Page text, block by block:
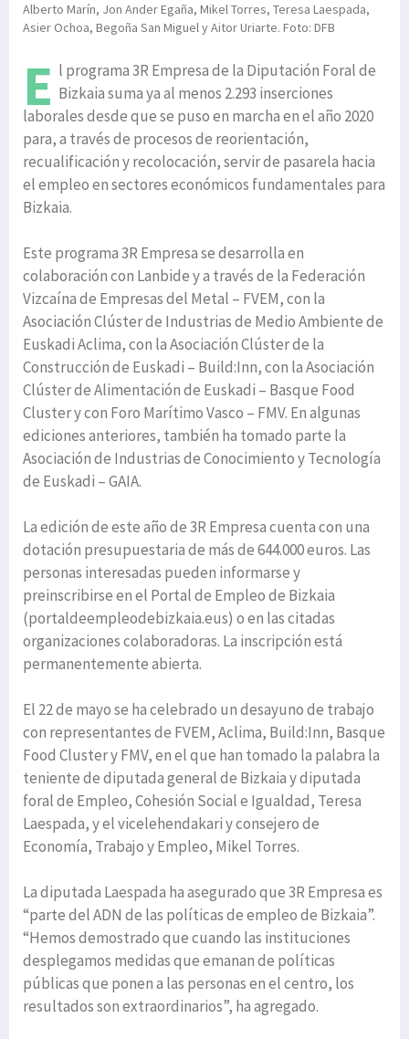
Alberto Marín, Jon Ander Egaña, Mikel Torres, Teresa Laespada,
Asier Ochoa, Begoña San Miguel y Aitor Uriarte. Foto: DFB
E l programa 3R Empresa de la Diputación Foral de
Bizkaia suma ya al menos 2.293 inserciones
laborales desde que se puso en marcha en el año 2020
para, a través de procesos de reorientación,
recualificación y recolocación, servir de pasarela hacia
el empleo en sectores económicos fundamentales para
Bizkaia.
Este programa 3R Empresa se desarrolla en
colaboración con Lanbide y a través de la Federación
Vizcaína de Empresas del Metal – FVEM, con la
Asociación Clúster de Industrias de Medio Ambiente de
Euskadi Aclima, con la Asociación Clúster de la
Construcción de Euskadi – Build:Inn, con la Asociación
Clúster de Alimentación de Euskadi – Basque Food
Cluster y con Foro Marítimo Vasco – FMV. En algunas
ediciones anteriores, también ha tomado parte la
Asociación de Industrias de Conocimiento y Tecnología
de Euskadi – GAIA.
La edición de este año de 3R Empresa cuenta con una
dotación presupuestaria de más de 644.000 euros. Las
personas interesadas pueden informarse y
preinscribirse en el Portal de Empleo de Bizkaia
(portaldeempleodebizkaia.eus) o en las citadas
organizaciones colaboradoras. La inscripción está
permanentemente abierta.
El 22 de mayo se ha celebrado un desayuno de trabajo
con representantes de FVEM, Aclima, Build:Inn, Basque
Food Cluster y FMV, en el que han tomado la palabra la
teniente de diputada general de Bizkaia y diputada
foral de Empleo, Cohesión Social e Igualdad, Teresa
Laespada, y el vicelehendakari y consejero de
Economía, Trabajo y Empleo, Mikel Torres.
La diputada Laespada ha asegurado que 3R Empresa es
“parte del ADN de las políticas de empleo de Bizkaia”.
“Hemos demostrado que cuando las instituciones
desplegamos medidas que emanan de políticas
públicas que ponen a las personas en el centro, los
resultados son extraordinarios”, ha agregado.